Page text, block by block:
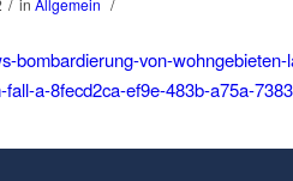
in Allgemein
bombardierung-von-
a-8fecd2ca-ef9e-483b-a75a-